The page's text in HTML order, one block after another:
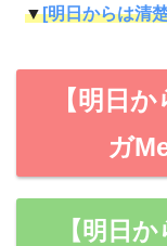
▼[明日からは清
【明日
ガ
【明日